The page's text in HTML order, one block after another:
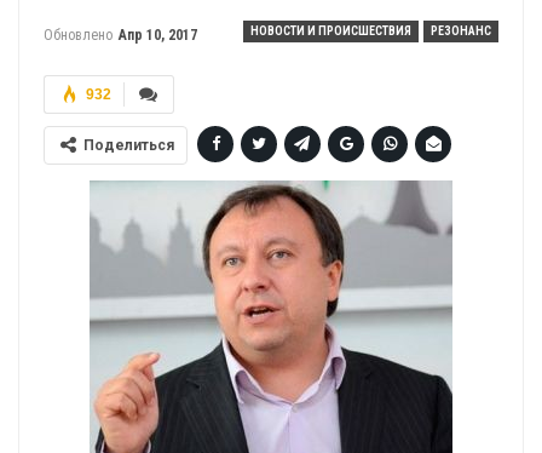
НОВОСТИ И ПРОИСШЕСТВИЯ РЕЗОНАНС
Обновлено Апр 10, 2017
932
Поделиться